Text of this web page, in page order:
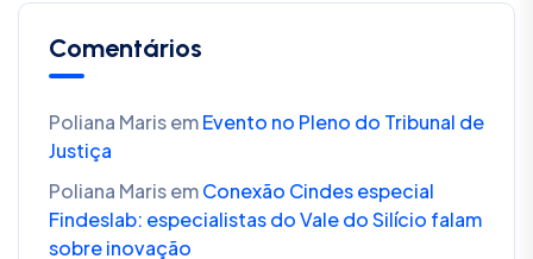
Comentários
Poliana MarisemEvento no Pleno do Tribunal de
Justiça
Poliana MarisemConexão Cindes especial
Findeslab: especialistas do Vale do Silício falam
sobre inovação